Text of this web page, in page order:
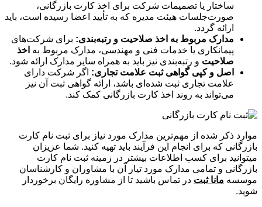
ساختار یا تصمیمات شرکت برای اخذ کارت بازرگانی،
صورت‌جلسات هیئت مدیره که به تأیید اعضا رسیده است، باید
ارائه گردد.
مدارک مربوط به اخذ صلاحیت و رتبه‌بندی: برای شرکت‌های
پیمانکاری یا خدمات فنی و مهندسی، مدارک مربوط به اخذ
صلاحیت و رتبه‌بندی نیز باید به همراه سایر مدارک ارائه شود.
اصل و کپی گواهی ثبت علامت تجاری: اگر شرکت دارای
علامت تجاری ثبت شده‌ای باشد، ارائه گواهی ثبت آن نیز
می‌تواند به روند اخذ کارت بازرگانی کمک کند.
موارد ذکر شده از مهم‌ترین مدارک مورد نیاز برای ثبت نام کارت
بازرگانی که برای انجام این فرآیند باید تهیه کنید. شما عزیزان
می‎توانید برای کسب اطلاعات بیشتر در زمینه ثبت نام کارت
بازرگانی و تمامی مدارک مورد تیار آن با مشاوران و کارشناسان
موسسه مانا ثبت در تماس باشید تا از مشاوره رایگان برخوردار
شوید.